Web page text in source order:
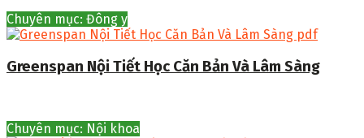
Chuyên mục: Đông y
Greenspan Nội Tiết Học Căn Bản Và Lâm Sàng
Chuyên mục: Nội khoa